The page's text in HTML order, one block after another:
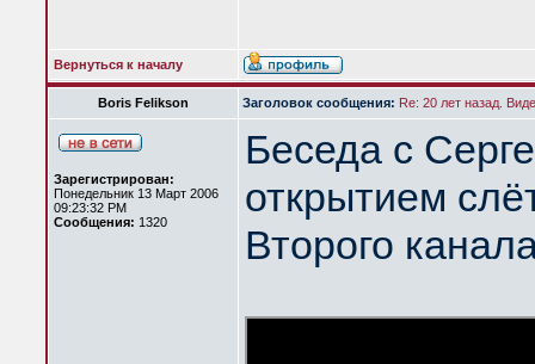
Вернуться к началу
Boris Felikson Заголовок сообщения: Re: 20 лет назад.
Зарегистрирован:
Понедельник 13 Март 2006
09:23:32 PM
Сообщения: 1320
Беседа с
открытием
Второго